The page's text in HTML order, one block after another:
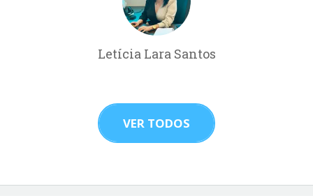
Letícia Lara Santos
VER TODOS